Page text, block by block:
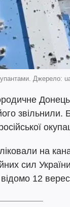
Джерело:
на
сил
12